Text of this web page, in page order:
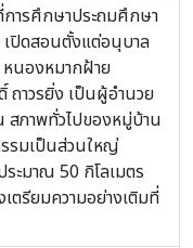
ารศึกษาประถมศึกษา
เปิดสอนตั้งแต่อนุบาล
นองหมากฝ้าย
าวรยิ่ง เป็นผู้อำนวย
สภาพทั่วไปของหมู่บ้าน
รมเป็นส่วนใหญ่
ระมาณ 50 กิโลเมตร
ตรียมความอย่างเติมที่